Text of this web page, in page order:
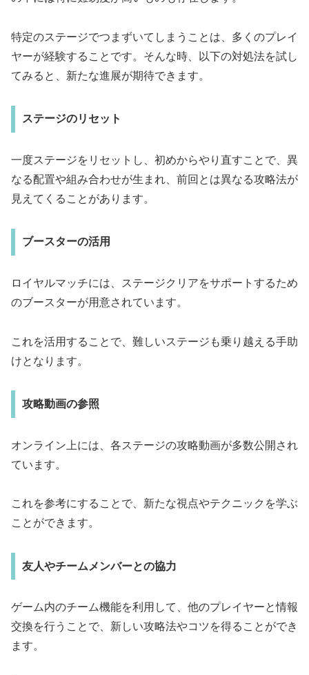
特定のステージでつまずいてしまうことは、多くのプレイ
ヤーが経験することです。そんな時、以下の対処法を試し
てみると、新たな進展が期待できます。
ステージのリセット
一度ステージをリセットし、初めからやり直すことで、異
なる配置や組み合わせが生まれ、前回とは異なる攻略法が
見えてくることがあります。
ブースターの活用
ロイヤルマッチには、ステージクリアをサポートするため
のブースターが用意されています。
これを活用することで、難しいステージも乗り越える手助
けとなります。
攻略動画の参照
オンライン上には、各ステージの攻略動画が多数公開され
ています。
これを参考にすることで、新たな視点やテクニックを学ぶ
ことができます。
友人やチームメンバーとの協力
ゲーム内のチーム機能を利用して、他のプレイヤーと情報
交換を行うことで、新しい攻略法やコツを得ることができ
ます。